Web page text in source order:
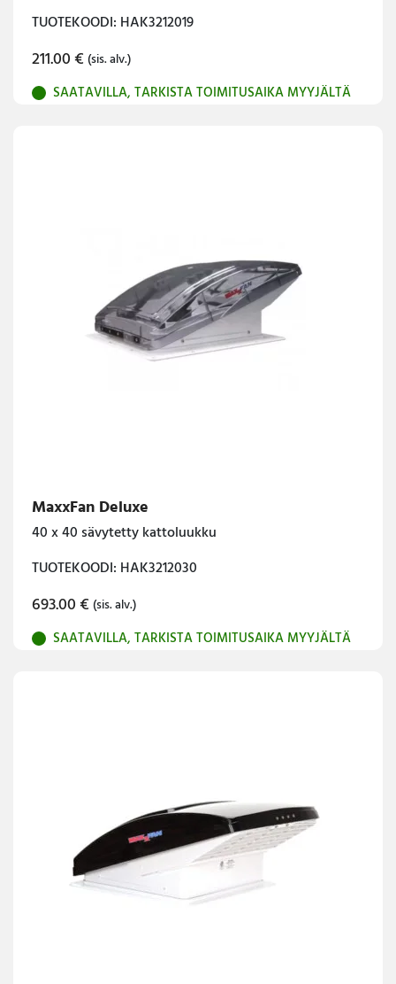
TUOTEKOODI: HAK3212019
211.00€ (sis. alv.)
SAATAVILLA, TARKISTA TOIMITUSAIKA MYYJÄLTÄ
MaxxFan Deluxe
40 x 40 sävytetty kattoluukku
TUOTEKOODI: HAK3212030
693.00€ (sis. alv.)
SAATAVILLA, TARKISTA TOIMITUSAIKA MYYJÄLTÄ